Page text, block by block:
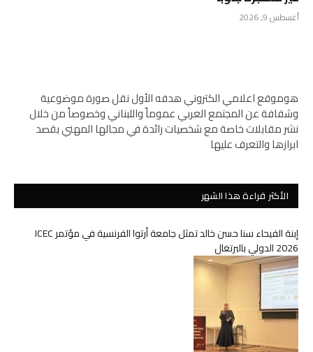
أغسطس 9, 2026
هوموقع اعلامي الكتروني هدفه الأول نقل صورة موضوعية
وشفافة عن المجتمع العربي عموماً واللبناني وخصوصاً من خلال
نشر مقابلات خاصة مع شخصيات رائدة في مجالها المهني بقصد
ابرازها والتعرف عليها
الأكثر قراءة هذا الشهر
إبنة الفيحاء سنا حسن خالد تمثل جامعة أرتوا الفرنسية في مؤتمر ICEC
2026 الدولي بالبرتغال